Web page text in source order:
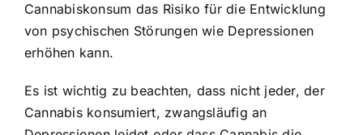
Cannabiskonsum das Risiko für die Entwicklung
von psychischen Störungen wie Depressionen
erhöhen kann.
Es ist wichtig zu beachten, dass nicht jeder, der
Cannabis konsumiert, zwangsläufig an